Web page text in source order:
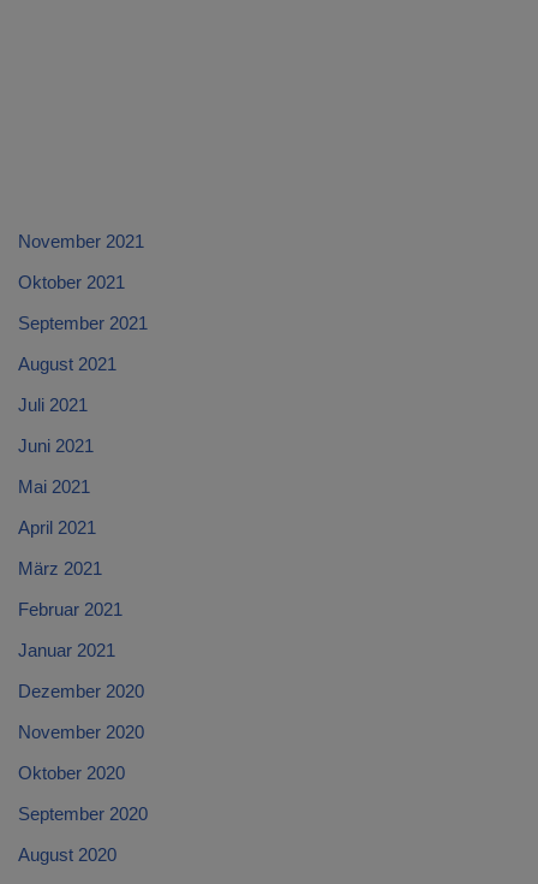
November 2021
Oktober 2021
September 2021
August 2021
Juli 2021
Juni 2021
Mai 2021
April 2021
März 2021
Februar 2021
Januar 2021
Dezember 2020
November 2020
Oktober 2020
September 2020
August 2020